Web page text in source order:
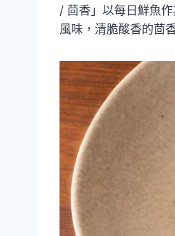
/ 茴香」以每日鮮魚
風味，清脆酸香的茴